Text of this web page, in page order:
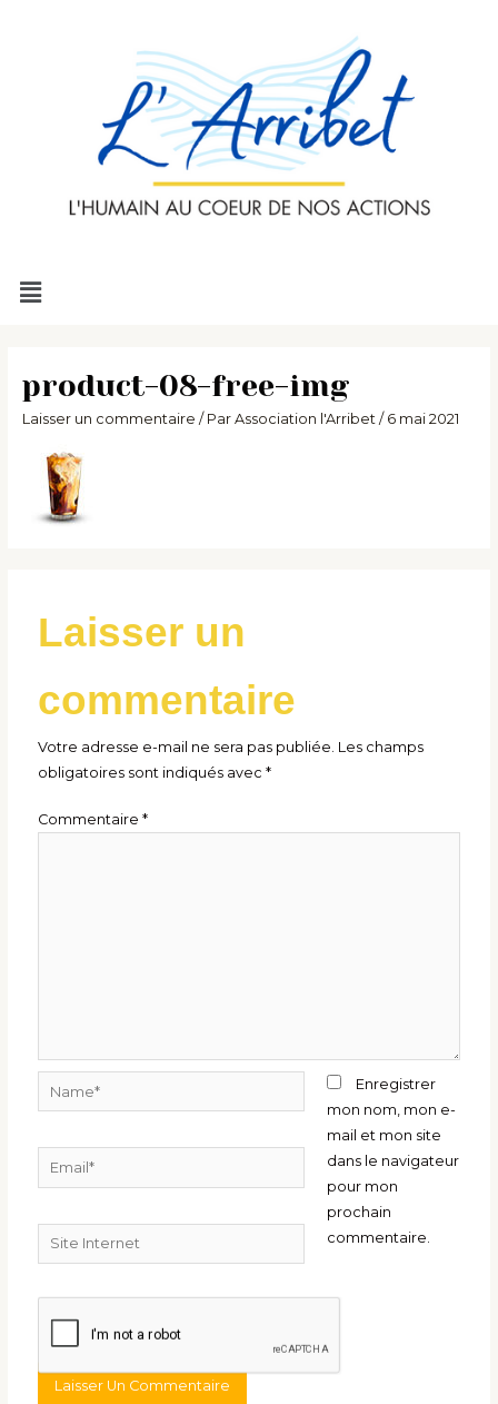
Menu
product-08-free-img
Laisser un commentaire / Par Association l'Arribet / 6 mai 2021
Laisser un
commentaire
Votre adresse e-mail ne sera pas publiée. Les champs
obligatoires sont indiqués avec*
Commentaire*
Email*
Site
Internet
Enregistrer
mon nom, mon e-
mail et mon site
dans le navigateur
pour mon
prochain
commentaire.